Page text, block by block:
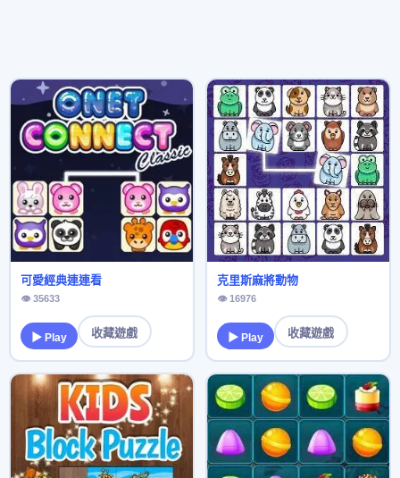
可愛經典連連看
👁 35633
▶ Play 收藏遊戲
克里斯麻將動物
👁 16976
▶ Play 收藏遊戲